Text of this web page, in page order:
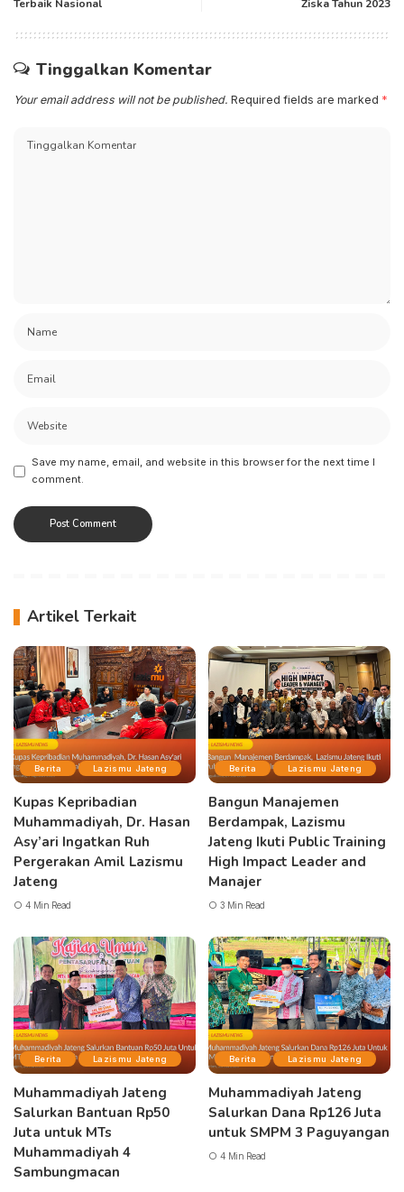
Terbaik Nasional
Ziska Tahun 2023
Tinggalkan Komentar
Your email address will not be published. Required fields are marked *
Save my name, email, and website in this browser for the next time I
comment.
Artikel Terkait
Berita Lazismu Jateng
Kupas Kepribadian
Muhammadiyah, Dr. Hasan
Asy’ari Ingatkan Ruh
Pergerakan Amil Lazismu
Jateng
4 Min Read
Berita Lazismu Jateng
Bangun Manajemen
Berdampak, Lazismu
Jateng Ikuti Public Training
High Impact Leader and
Manajer
3 Min Read
Berita Lazismu Jateng
Muhammadiyah Jateng
Salurkan Bantuan Rp50
Juta untuk MTs
Muhammadiyah 4
Sambungmacan
Berita Lazismu Jateng
Muhammadiyah Jateng
Salurkan Dana Rp126 Juta
untuk SMPM 3 Paguyangan
4 Min Read